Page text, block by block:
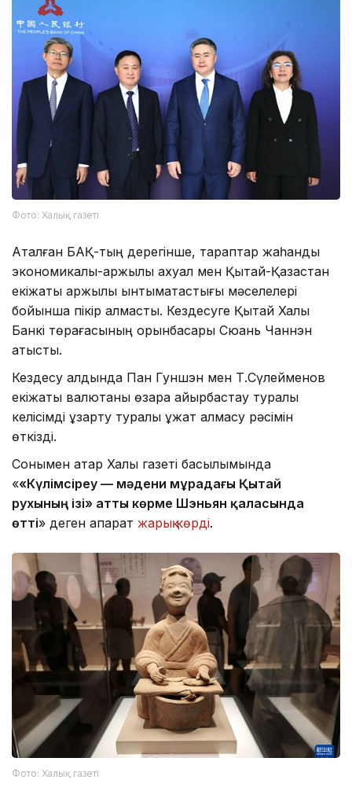
Фото: Халық газеті
Аталған БАҚ-тың дерегінше, тараптар жаһандық
экономикалық-қаржылық ахуал мен Қытай-Қазақстан
екіжақты қаржылық ынтымақтастығы мәселелері
бойынша пікір алмасты. Кездесуге Қытай Халық
Банкі төрағасының орынбасары Сюань Чаннэн
қатысты.
Кездесу алдында Пан Гуншэн мен Т.Сүлейменов
екіжақты валютаны өзара айырбастау туралы
келісімді ұзарту туралы құжат алмасу рәсімін
өткізді.
Сонымен қатар Халық газеті басылымында
««Күлімсіреу — мәдени мұрадағы Қытай
рухының ізі» атты көрме Шэньян қаласында
өтті» деген ақпарат жарық көрді.
Фото: Халық газеті